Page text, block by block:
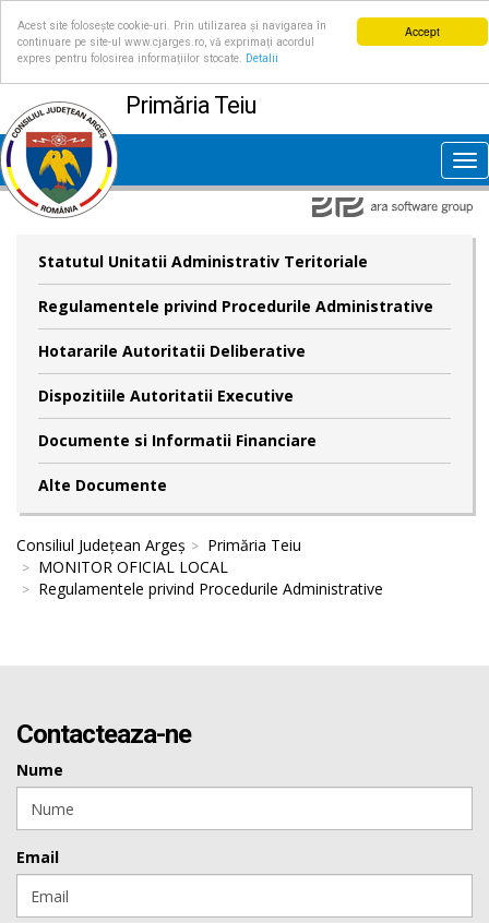
Accept
Acest site folosește cookie-uri. Prin utilizarea și navigarea în
continuare pe site-ul www.cjarges.ro, vă exprimați acordul
expres pentru folosirea informațiilor stocate.
Detalii
Primăria Teiu
Statutul Unitatii Administrativ Teritoriale
Regulamentele privind Procedurile Administrative
Hotararile Autoritatii Deliberative
Dispozitiile Autoritatii Executive
Documente si Informatii Financiare
Alte Documente
Consiliul Județean Argeș
Primăria Teiu
MONITOR OFICIAL LOCAL
Regulamentele privind Procedurile Administrative
Contacteaza-ne
Nume
Email